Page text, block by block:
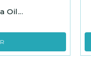
Oil...